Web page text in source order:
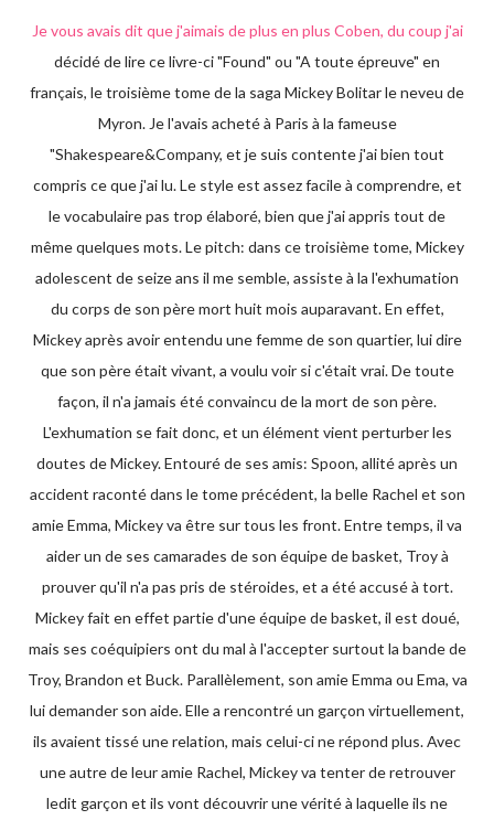
Je vous avais dit que j'aimais de plus en plus Coben, du coup j'ai
décidé de lire ce livre-ci "Found" ou "A toute épreuve" en
français, le troisième tome de la saga Mickey Bolitar le neveu de
Myron. Je l'avais acheté à Paris à la fameuse
"Shakespeare&Company, et je suis contente j'ai bien tout
compris ce que j'ai lu. Le style est assez facile à comprendre, et
le vocabulaire pas trop élaboré, bien que j'ai appris tout de
même quelques mots. Le pitch: dans ce troisième tome, Mickey
adolescent de seize ans il me semble, assiste à la l'exhumation
du corps de son père mort huit mois auparavant. En effet,
Mickey après avoir entendu une femme de son quartier, lui dire
que son père était vivant, a voulu voir si c'était vrai. De toute
façon, il n'a jamais été convaincu de la mort de son père.
L'exhumation se fait donc, et un élément vient perturber les
doutes de Mickey. Entouré de ses amis: Spoon, allité après un
accident raconté dans le tome précédent, la belle Rachel et son
amie Emma, Mickey va être sur tous les front. Entre temps, il va
aider un de ses camarades de son équipe de basket, Troy à
prouver qu'il n'a pas pris de stéroides, et a été accusé à tort.
Mickey fait en effet partie d'une équipe de basket, il est doué,
mais ses coéquipiers ont du mal à l'accepter surtout la bande de
Troy, Brandon et Buck. Parallèlement, son amie Emma ou Ema, va
lui demander son aide. Elle a rencontré un garçon virtuellement,
ils avaient tissé une relation, mais celui-ci ne répond plus. Avec
une autre de leur amie Rachel, Mickey va tenter de retrouver
ledit garçon et ils vont découvrir une vérité à laquelle ils ne